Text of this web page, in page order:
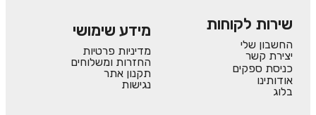
שירות לקוחות
החשבון שלי
יצירת קשר
כניסת ספקים
אודותינו
בלוג
מידע שימושי
מדיניות פרטיות
החזרות ומשלוחים
תקנון אתר
נגישות